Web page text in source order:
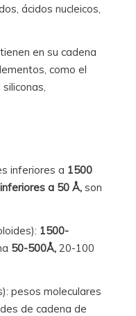
ácidos nucleicos,
en su cadena
como el
siliconas,
inferiores a 1500
inferiores a 50 Å, son
1500-
50-500Å, 20-100
pesos moleculares
de cadena de